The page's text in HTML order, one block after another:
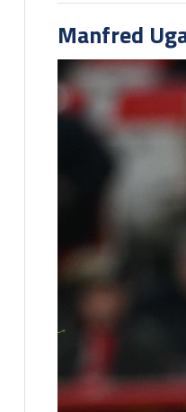
Manfred